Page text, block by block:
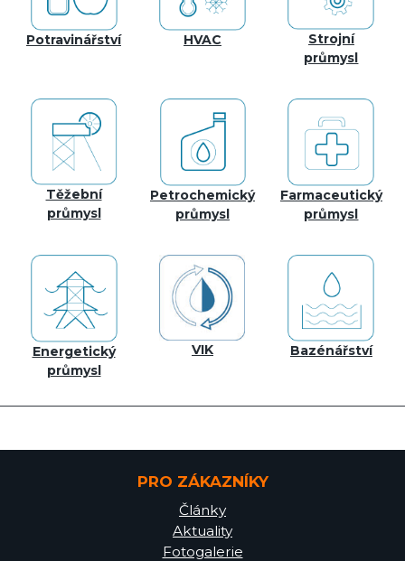
Potravinářství HVAC
Strojní
průmysl
Těžební
průmysl
Petrochemický
průmysl
Farmaceutický
průmysl
Energetický
průmysl
VIK Bazénářství
PRO ZÁKAZNÍKY
Články
Aktuality
Fotogalerie